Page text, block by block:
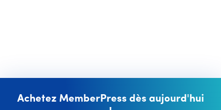
Achetez MemberPress dès aujourd'hui